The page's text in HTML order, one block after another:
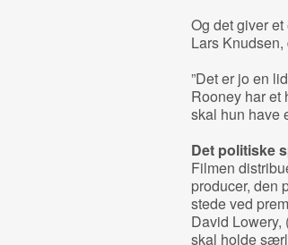
Og det giver
Lars
”Det er jo en
Rooney har et
skal hun have
Det politiske
Filmen
producer, den
stede ved
David Lowery,
skal holde